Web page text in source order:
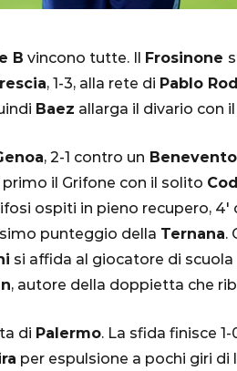
B vincono tutte. Il Frosinone
, 1-3, alla rete di Pablo
Baez allarga il divario con
, 2-1 contro un Benevento
il Grifone con il solito
ospiti in pieno recupero, 4′
punteggio della Ternana.
si affida al giocatore di scuola
, autore della doppietta che
di Palermo. La sfida finisce
per espulsione a pochi giri di
Martinez,